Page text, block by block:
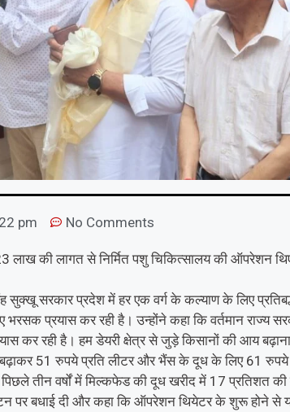
pm No Comments
की लागत से निर्मित पशु चिकित्सालय की ऑपरेशन
सुक्खू सरकार प्रदेश में हर एक वर्ग के कल्याण के लिए
प्रयास कर रही है। उन्होंने कहा कि वर्तमान राज्य
कर रही है। हम डेयरी क्षेत्र से जुड़े किसानों की आय
51 रुपये प्रति लीटर और भैंस के दूध के लिए 61 रुपये
तीन वर्षों में मिल्कफेड की दूध खरीद में 17 प्रतिशत की
पर बधाई दी और कहा कि ऑपरेशन थियेटर के शुरू होने